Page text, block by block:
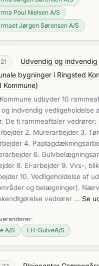
Poul Nielsen A/S
Jørgen Sørensen A/S
Udvendig og
bygninger i Ringsted
Kommune)
udbyder 10
indvendig vedligeholdelse
De ti rammeaftaler vedrører:
2. Murerarbejder 3.
4.
6.
8. El-arbejder 9. Vvs-,
10. Vedligeholdelse af
og belægninger).
vedrører … Se
A/S
LH-GulveA/S